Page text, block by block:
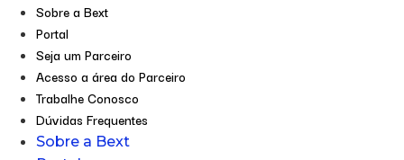
Sobre a Bext
Portal
Seja um Parceiro
Acesso a área do Parceiro
Trabalhe Conosco
Dúvidas Frequentes
Sobre a Bext